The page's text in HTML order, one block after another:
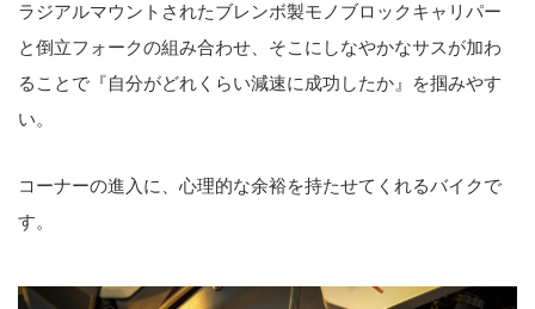
ラジアルマウントされたブレンボ製モノブロックキャリパー
と倒立フォークの組み合わせ、そこにしなやかなサスが加わ
ることで『自分がどれくらい減速に成功したか』を掴みやす
い。
コーナーの進入に、心理的な余裕を持たせてくれるバイクで
す。